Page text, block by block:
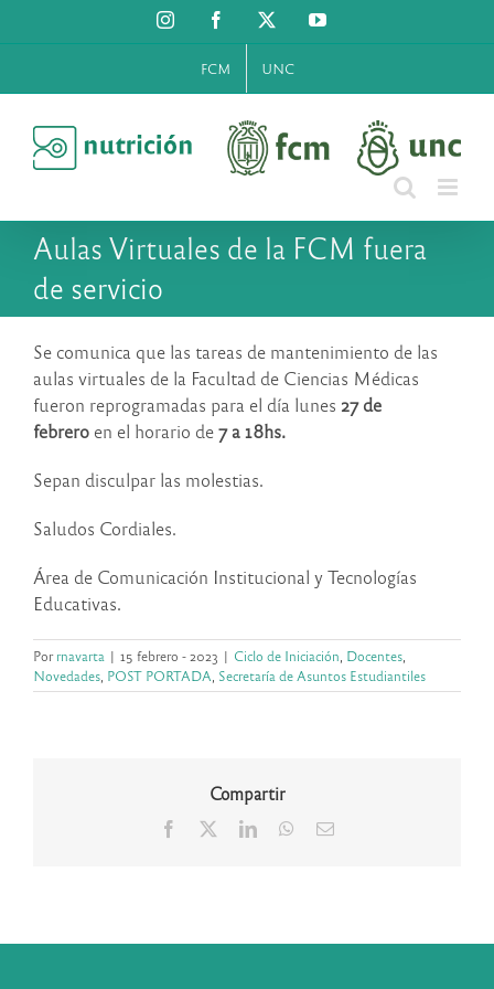
al
InstagramFacebook YouTube
FCM UNC
Aulas Virtuales de la FCM fuera
de servicio
Se comunica que las tareas de mantenimiento de las
aulas virtuales de la Facultad de Ciencias Médicas
fueron reprogramadas para el día lunes 27 de
febrero en el horario de7 a 18hs.
Sepan disculpar las molestias.
Saludos Cordiales.
Área de Comunicación Institucional y Tecnologías
Educativas.
Porrnavarta | 15 febrero - 2023 | Ciclo de Iniciación Docentes
Novedades POST PORTADA Secretaría de Asuntos Estudiantiles
Compartir
Facebook LinkedInWhatsApp
Correo